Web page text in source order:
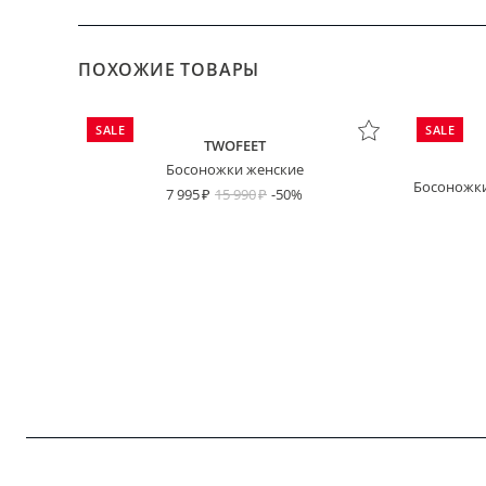
ПОХОЖИЕ ТОВАРЫ
SALE
TWOFEET
Босоножки женские
7 995
15 990 -50%
SALE